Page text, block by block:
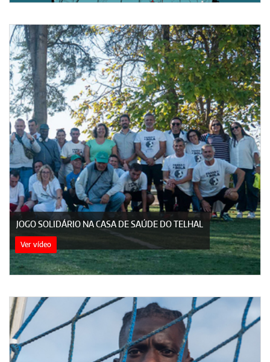
JOGO SOLIDÁRIO NA CASA DE SAÚDE DO TELHAL
Ver vídeo